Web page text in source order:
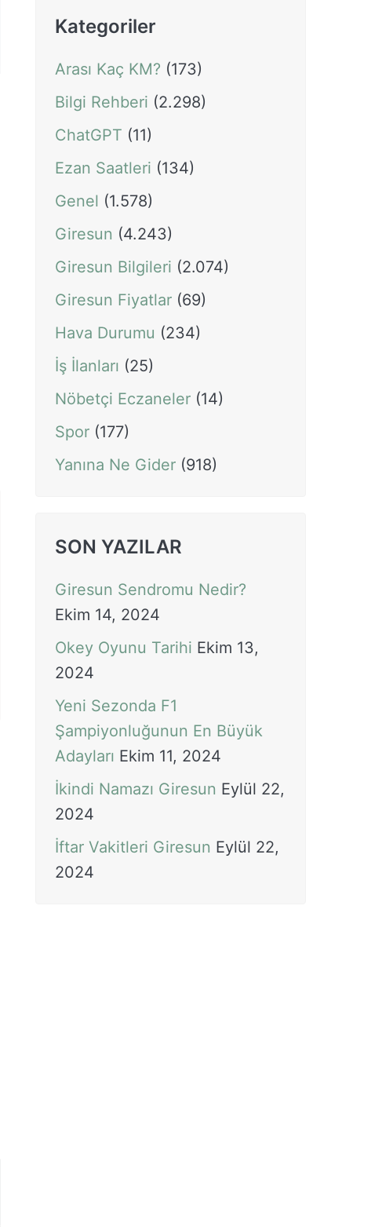
Kategoriler
Arası Kaç KM? (173)
Bilgi Rehberi (2.298)
ChatGPT (11)
Ezan Saatleri (134)
Genel (1.578)
Giresun (4.243)
Giresun Bilgileri (2.074)
Giresun Fiyatlar (69)
Hava Durumu (234)
İş İlanları (25)
Nöbetçi Eczaneler (14)
Spor (177)
Yanına Ne Gider (918)
SON YAZILAR
Giresun Sendromu Nedir?
Ekim 14, 2024
Okey Oyunu Tarihi Ekim 13,
2024
Yeni Sezonda F1
Şampiyonluğunun En Büyük
Adayları Ekim 11, 2024
İkindi Namazı Giresun Eylül 22,
2024
İftar Vakitleri Giresun Eylül 22,
2024